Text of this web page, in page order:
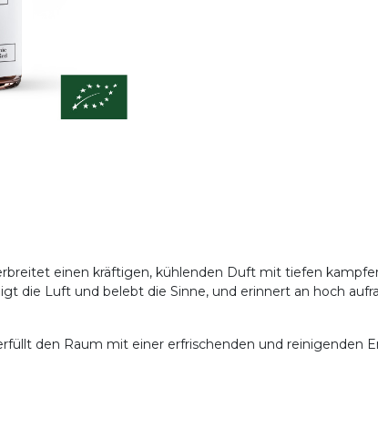
einen kräftigen, kühlenden Duft mit tiefen
die Luft und belebt die Sinne, und erinnert an hoch
den Raum mit einer erfrischenden und reinigenden